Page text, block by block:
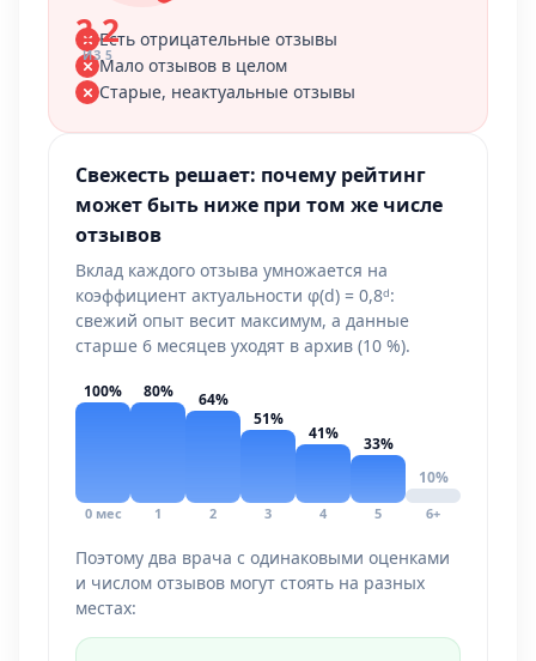
2.2
ИЗ 5
Есть отрицательные отзывы
Мало отзывов в целом
Старые, неактуальные отзывы
Свежесть решает: почему рейтинг
может быть ниже при том же числе
отзывов
Вклад каждого отзыва умножается на
коэффициент актуальности φ(d) = 0,8ᵈ:
свежий опыт весит максимум, а данные
старше 6 месяцев уходят в архив (10 %).
100%
0 мес
80%
1
64%
2
51%
3
41%
4
33%
5
10%
6+
Поэтому два врача с одинаковыми оценками
и числом отзывов могут стоять на разных
местах: